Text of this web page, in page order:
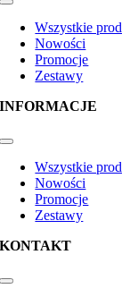
Toggle
NavigationWszystkie
Nowości
Promocje
Zestawy
INFORMACJE
Toggle
NavigationWszystkie
Nowości
Promocje
Zestawy
KONTAKT
Toggle